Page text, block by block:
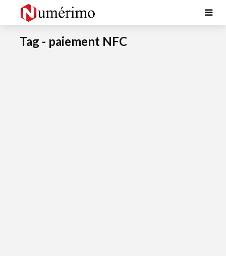
Tag - paiement NFC